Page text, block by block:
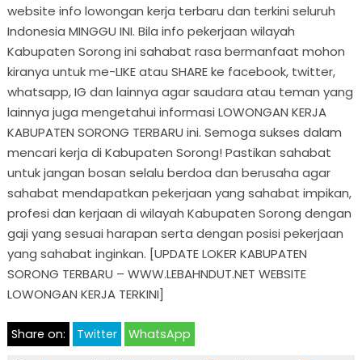
website info lowongan kerja terbaru dan terkini seluruh
Indonesia MINGGU INI. Bila info pekerjaan wilayah
Kabupaten Sorong ini sahabat rasa bermanfaat mohon
kiranya untuk me-LIKE atau SHARE ke facebook, twitter,
whatsapp, IG dan lainnya agar saudara atau teman yang
lainnya juga mengetahui informasi LOWONGAN KERJA
KABUPATEN SORONG TERBARU ini. Semoga sukses dalam
mencari kerja di Kabupaten Sorong! Pastikan sahabat
untuk jangan bosan selalu berdoa dan berusaha agar
sahabat mendapatkan pekerjaan yang sahabat impikan,
profesi dan kerjaan di wilayah Kabupaten Sorong dengan
gaji yang sesuai harapan serta dengan posisi pekerjaan
yang sahabat inginkan. [UPDATE LOKER KABUPATEN
SORONG TERBARU – WWW.LEBAHNDUT.NET WEBSITE
LOWONGAN KERJA TERKINI]
Share on: Twitter WhatsApp